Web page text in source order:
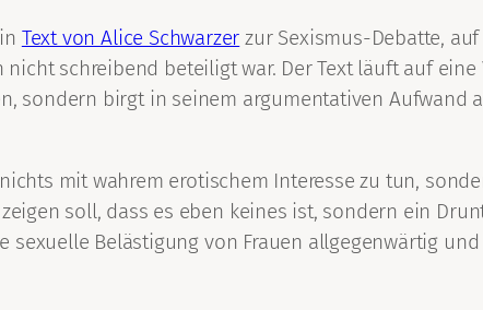
Text von Alice Schwarzer zur Sexismus-Debatte,
schreibend beteiligt war. Der Text läuft auf
sondern birgt in seinem argumentativen Aufwand
mit wahrem erotischem Interesse zu tun,
soll, dass es eben keines ist, sondern ein
Belästigung von Frauen allgegenwärtig